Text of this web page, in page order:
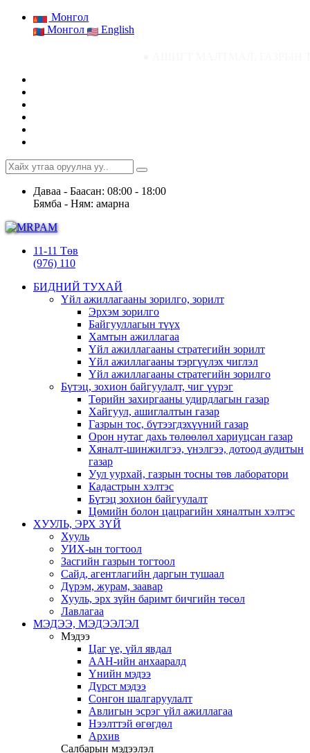
Монгол
Монгол
English
Даваа - Баасан: 08:00 - 18:00
Бямба - Ням: амарна
11-11 Төв
(976) 110
БИДНИЙ ТУХАЙ
Үйл ажиллагааны зорилго, зорилт
Эрхэм зорилго
Байгууллагын түүх
Хамтын ажиллагаа
Үйл ажиллагааны стратегийн зорилт
Үйл ажиллагааны тэргүүлэх чиглэл
Үйл ажиллагааны стратегийн зорилго
Бүтэц, зохион байгуулалт, чиг үүрэг
Төрийн захиргааны удирдлагын газар
Хайгуул, ашиглалтын газар
Газрын тос, бүтээгдэхүүний газар
Орон нутаг дахь төлөөлөл хариуцсан газар
Хяналт-шинжилгээ, үнэлгээ, дотоод аудитын
газар
Уул уурхай, газрын тосны төв лаборатори
Кадастрын хэлтэс
Бүтэц зохион байгуулалт
Цөмийн болон цацрагийн хяналтын хэлтэс
ХУУЛЬ, ЭРХ ЗҮЙ
Хууль
УИХ-ын тогтоол
Засгийн газрын тогтоол
Сайд, агентлагийн даргын тушаал
Дүрэм, журам, заавар
Хууль, эрх зүйн баримт бичгийн төсөл
Лавлагаа
МЭДЭЭ, МЭДЭЭЛЭЛ
Мэдээ
Цаг үе, үйл явдал
ААН-ийн анхааралд
Үнийн мэдээ
Дүрст мэдээ
Сонгон шалгаруулалт
Авлигын эсрэг үйл ажиллагаа
Нээлттэй өгөгдөл
Архив
Салбарын мэдээлэл